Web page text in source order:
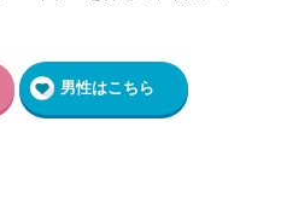
男性はこちら